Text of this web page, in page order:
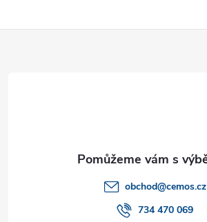
obchod@cemos.cz
734 470 069